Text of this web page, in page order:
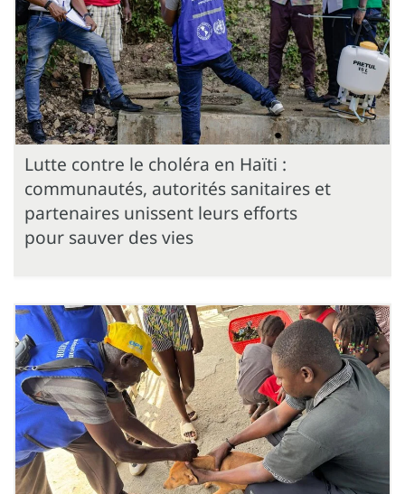
Lutte contre le choléra en Haïti :
communautés, autorités sanitaires et
partenaires unissent leurs efforts
pour sauver des vies